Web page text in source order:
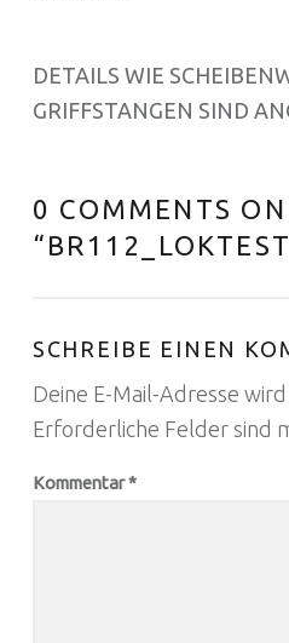
DETAILS WIE
GRIFFSTANGEN SIND
0 COMMENTS ON
“
SCHREIBE EINEN
Deine E-Mail-Adresse
Erforderliche Felder sind
Kommentar*